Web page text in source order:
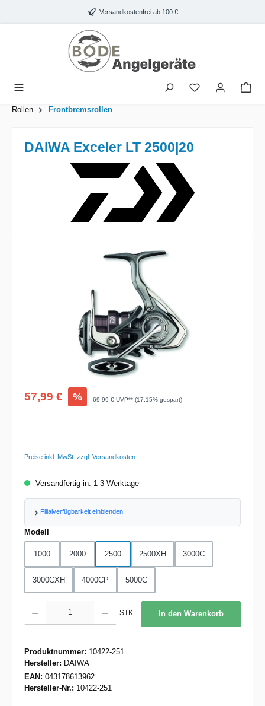
Zum Hauptinhalt springen Versandkostenfrei ab 100 €
Rollen Frontbremsrollen
DAIWA Exceler LT 2500|20
Verkaufspreis:
57,99 € % Regulärer Preis:
69,99 € UVP** (17.15% gespart)
Preise inkl. MwSt. zzgl. Versandkosten
Versandfertig in: 1-3 Werktage
Filialverfügbarkeit einblenden
Modell
1000 2000 2500 2500XH 3000C
3000CXH 4000CP 5000C
STK In den Warenkorb
Produktnummer: 10422-251
Hersteller: DAIWA
EAN: 043178613962
Hersteller-Nr.: 10422-251